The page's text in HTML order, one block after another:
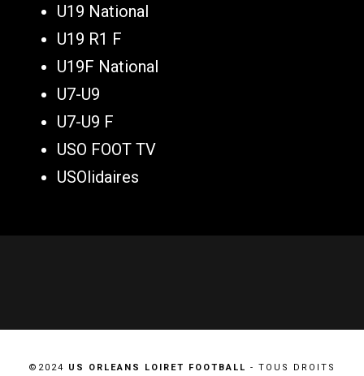
U19 National
U19 R1 F
U19F National
U7-U9
U7-U9 F
USO FOOT TV
USOlidaires
©2024 US ORLEANS LOIRET FOOTBALL - TOUS DROITS